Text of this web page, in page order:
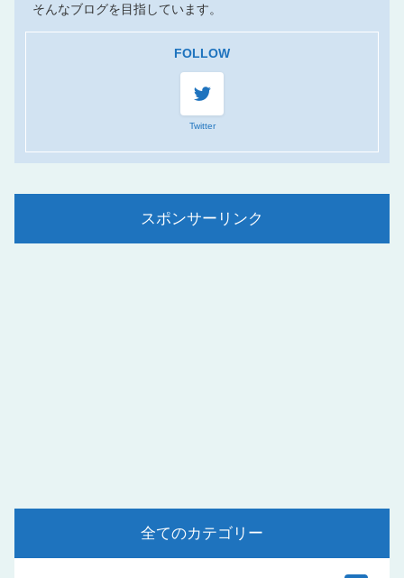
そんなブログを目指しています。
FOLLOW
Twitter
スポンサーリンク
全てのカテゴリー